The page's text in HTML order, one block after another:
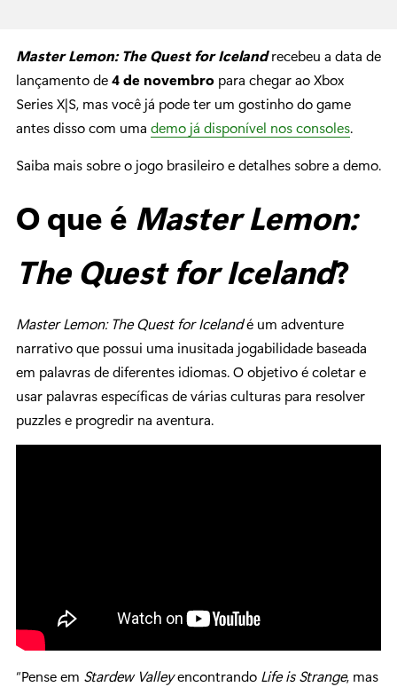
Master Lemon: The Quest for Icelandrecebeu a data de
lançamento de4 de novembro para chegar ao Xbox
Series X|S, mas você já pode ter um gostinho do game
antes disso com uma demo já disponível nos consoles.
Saiba mais sobre o jogo brasileiro e detalhes sobre a demo.
O que é Master Lemon:
The Quest for Iceland?
Master Lemon: The Quest for Icelandé um adventure
narrativo que possui uma inusitada jogabilidade baseada
em palavras de diferentes idiomas. O objetivo é coletar e
usar palavras específicas de várias culturas para resolver
puzzles e progredir na aventura.
“Pense em Stardew Valleyencontrando Life is Strange, mas